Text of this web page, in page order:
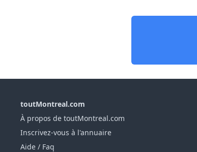
toutMontreal.com
À propos de toutMontreal.com
Inscrivez-vous à l'annuaire
Aide / Faq